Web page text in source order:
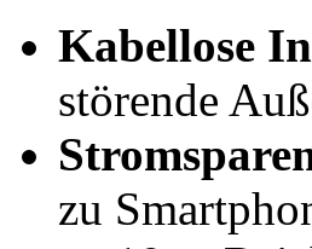
Kabellose
störende
zu